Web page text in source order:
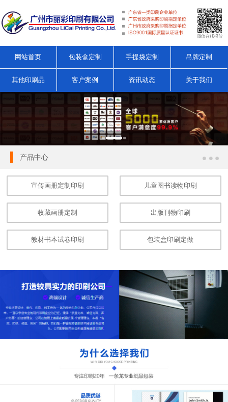
网站首页 包装盒定制 手提袋定制 吊牌定制
其他印刷品 客户案例 资讯动态 关于我们
产品中心
宣传画册定制印刷 儿童图书读物印刷
收藏画册定制 出版刊物印刷
教材书本试卷印刷 包装盒印刷定做